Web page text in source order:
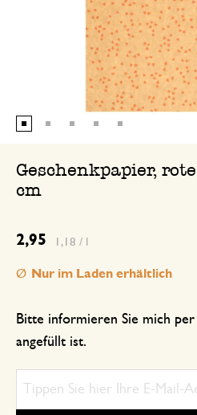
Geschenkpapier,
cm
2,95 1,18 / l
Bitte informieren Sie mich
angefüllt ist.
Nur im Laden erhältlich